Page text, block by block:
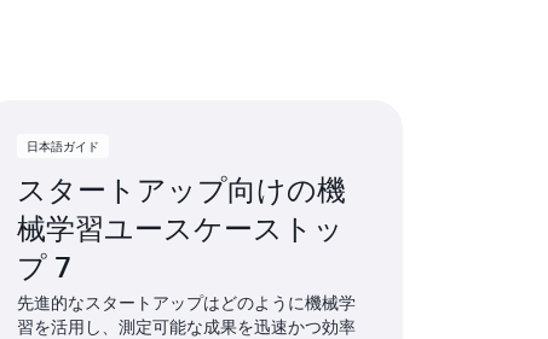
日本語ガイド
スタートアップ向けの機
械学習ユースケーストッ
プ 7
先進的なスタートアップはどのように機械学
習を活用し、測定可能な成果を迅速かつ効率